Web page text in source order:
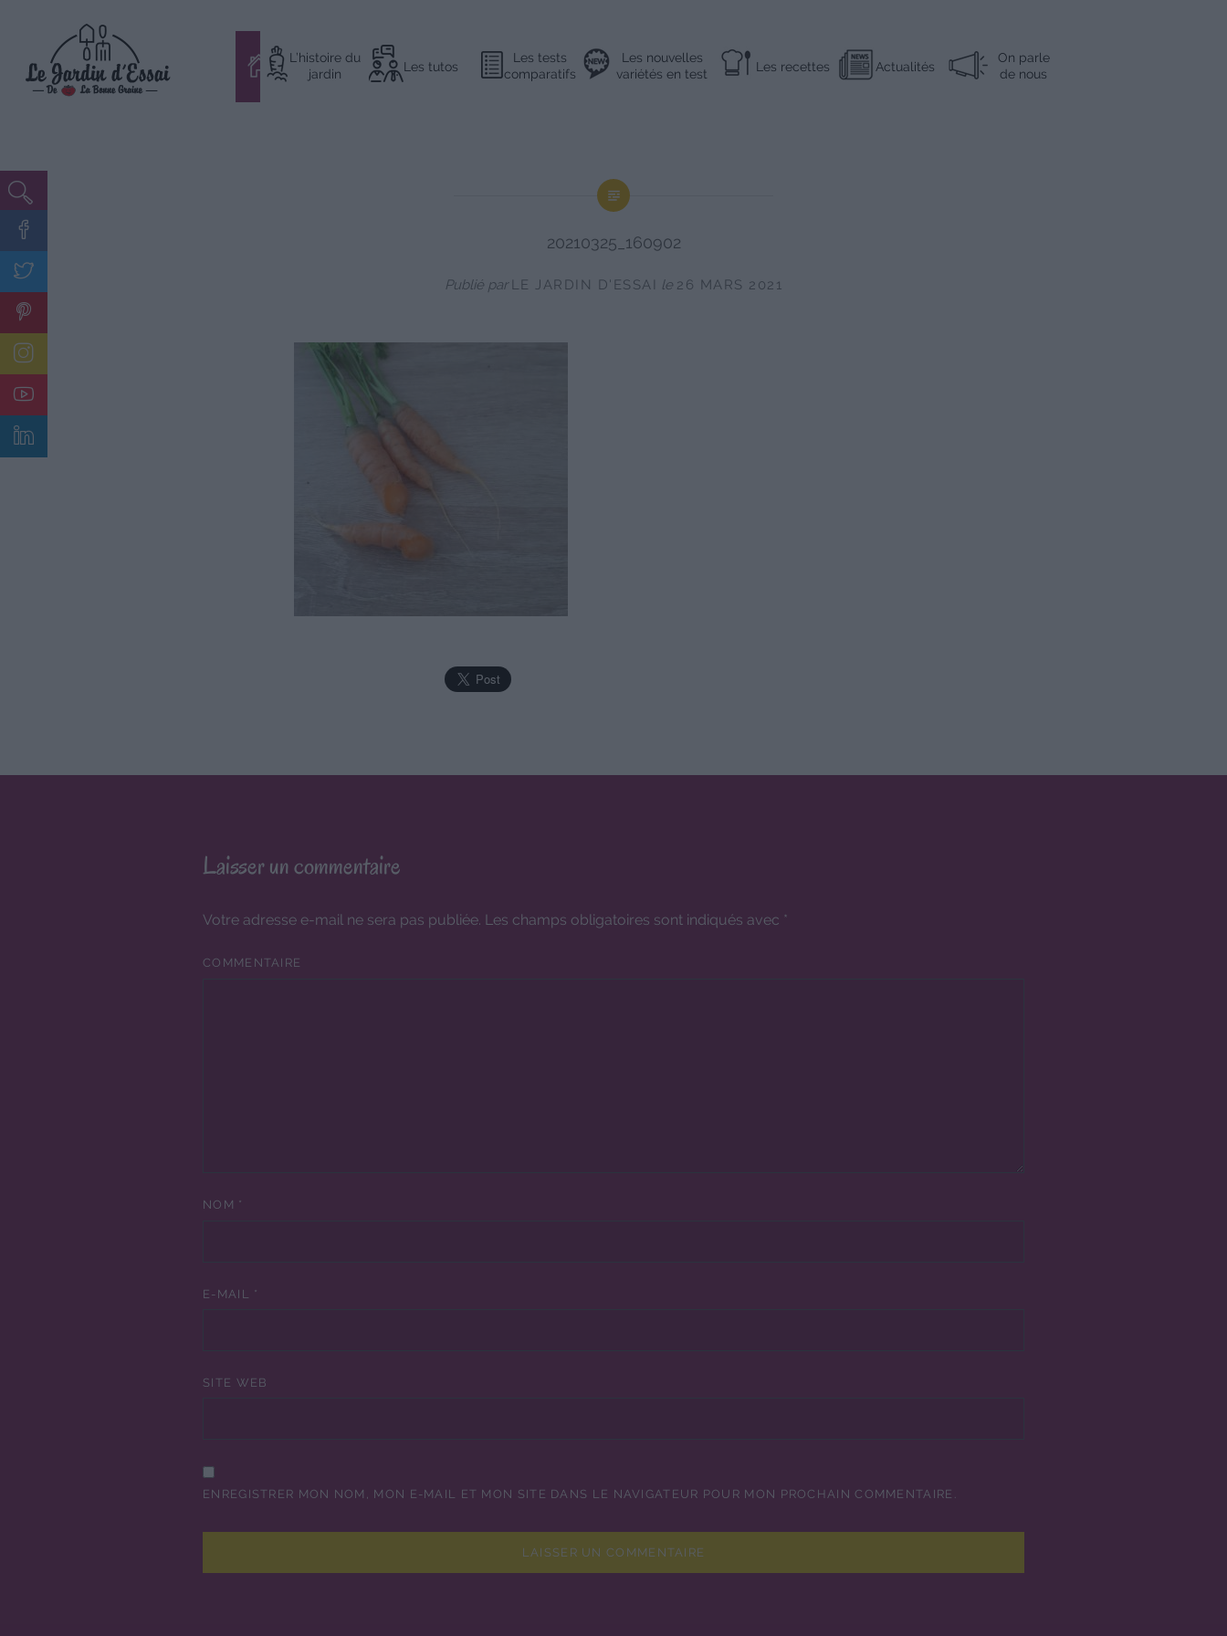
contenu
#
L’histoire du
jardin
Les tutos
Les tests
comparatifs
Les nouvelles
variétés en test
Les recettes Actualités
On parle
de nous
20210325_160902
Publié parLE JARDIN D'ESSAI le 26 MARS 2021
Laisser un commentaire
Votre adresse e-mail ne sera pas publiée. Les champs obligatoires sont indiqués avec *
COMMENTAIRE
NOM *
E-MAIL *
SITE WEB
ENREGISTRER MON NOM, MON E-MAIL ET MON SITE DANS LE NAVIGATEUR POUR MON PROCHAIN COMMENTAIRE.